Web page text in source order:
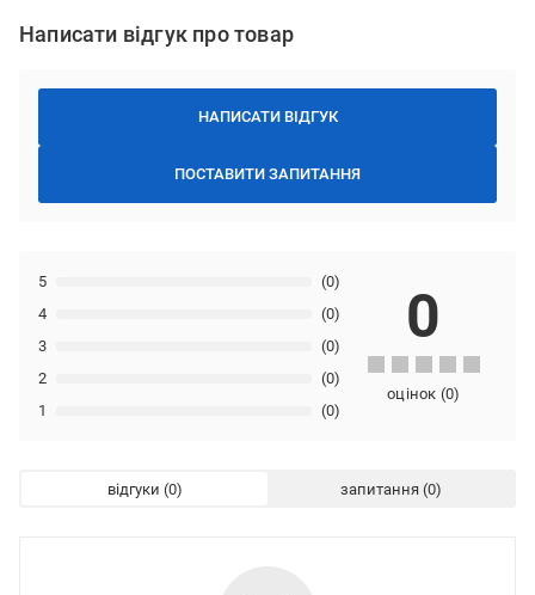
Написати відгук про товар
НАПИСАТИ ВІДГУК
ПОСТАВИТИ ЗАПИТАННЯ
1 (0)
2 (0)
3 (0)
4 (0)
5 (0)
0
оцінок (0)
відгуки запитання